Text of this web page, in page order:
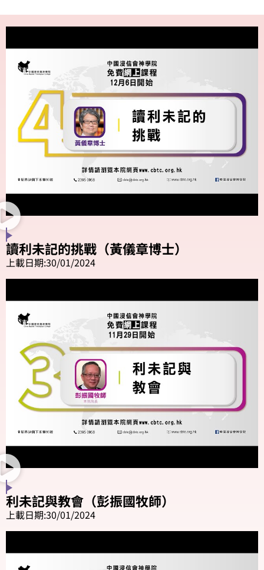
讀利未記的挑戰（黃儀章博士）
上載日期:30/01/2024
利未記與教會（彭振國牧師）
上載日期:30/01/2024